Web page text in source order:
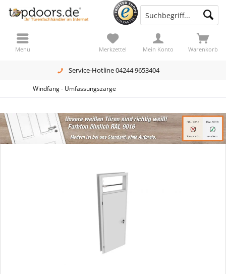
Service-Hotline 04244 9653404
Warenkorb
Merkzettel Mein Konto
Menü
Windfang - Umfassungszarge